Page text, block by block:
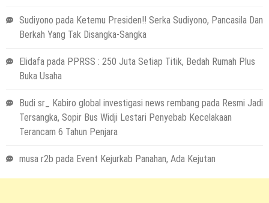
Sudiyono pada Ketemu Presiden!! Serka Sudiyono, Pancasila Dan
Berkah Yang Tak Disangka-Sangka
Elidafa pada PPRSS : 250 Juta Setiap Titik, Bedah Rumah Plus
Buka Usaha
Budi sr_ Kabiro global investigasi news rembang pada Resmi Jadi
Tersangka, Sopir Bus Widji Lestari Penyebab Kecelakaan
Terancam 6 Tahun Penjara
musa r2b pada Event Kejurkab Panahan, Ada Kejutan